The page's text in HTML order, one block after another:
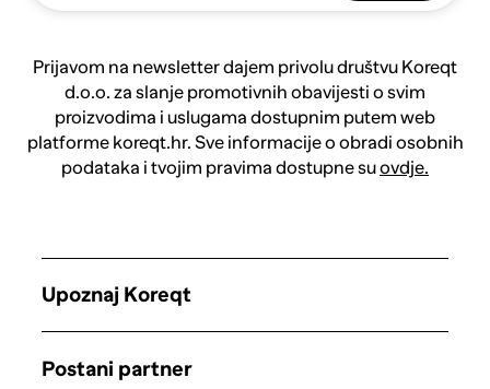
Prijavom na newsletter dajem privolu društvu Koreqt
d.o.o. za slanje promotivnih obavijesti o svim
proizvodima i uslugama dostupnim putem web
platforme koreqt.hr. Sve informacije o obradi osobnih
podataka i tvojim pravima dostupne suovdje.
Upoznaj Koreqt
Postani partner